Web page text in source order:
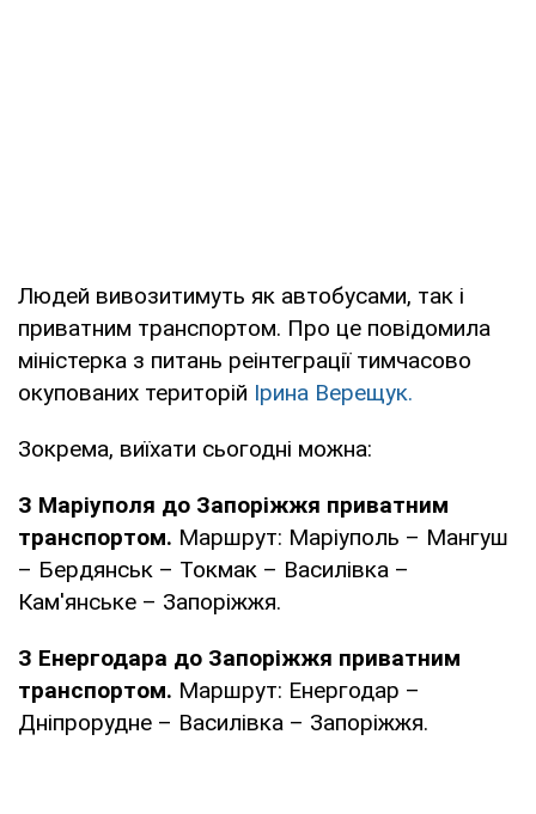
Людей вивозитимуть як автобусами, так і
приватним транспортом. Про це повідомила
міністерка з питань реінтеграції тимчасово
окупованих територій Ірина Верещук.
Зокрема, виїхати сьогодні можна:
З Маріуполя до Запоріжжя приватним
транспортом. Маршрут: Маріуполь – Мангуш
– Бердянськ – Токмак – Василівка –
Кам'янське – Запоріжжя.
З Енергодара до Запоріжжя приватним
транспортом. Маршрут: Енергодар –
Дніпрорудне – Василівка – Запоріжжя.